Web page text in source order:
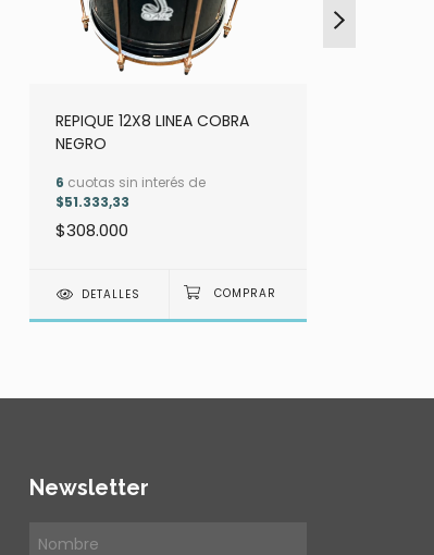
REPIQUE 12X8 LINEA COBRA
NEGRO
6 cuotas sin interés de
$51.333,33
$308.000
DETALLES
Newsletter